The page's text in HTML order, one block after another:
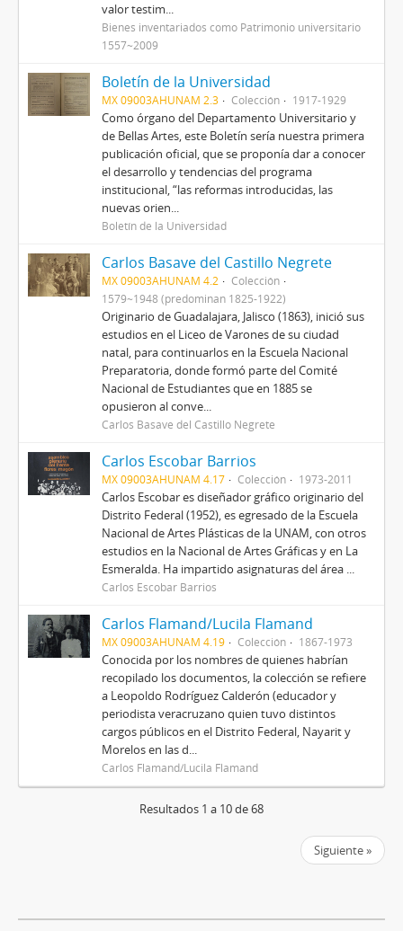
valor testim...
Bienes inventariados como Patrimonio universitario
1557~2009
Boletín de la Universidad
MX 09003AHUNAM 2.3 Colección 1917-1929
Como órgano del Departamento Universitario y
de Bellas Artes, este Boletín sería nuestra primera
publicación oficial, que se proponía dar a conocer
el desarrollo y tendencias del programa
institucional, “las reformas introducidas, las
nuevas orien...
Boletín de la Universidad
Carlos Basave del Castillo Negrete
MX 09003AHUNAM 4.2
Colección
1579~1948 (predominan 1825-1922)
Originario de Guadalajara, Jalisco (1863), inició sus
estudios en el Liceo de Varones de su ciudad
natal, para continuarlos en la Escuela Nacional
Preparatoria, donde formó parte del Comité
Nacional de Estudiantes que en 1885 se
opusieron al conve...
Carlos Basave del Castillo Negrete
Carlos Escobar Barrios
MX 09003AHUNAM 4.17 Colección 1973-2011
Carlos Escobar es diseñador gráfico originario del
Distrito Federal (1952), es egresado de la Escuela
Nacional de Artes Plásticas de la UNAM, con otros
estudios en la Nacional de Artes Gráficas y en La
Esmeralda. Ha impartido asignaturas del área ...
Carlos Escobar Barrios
Carlos Flamand/Lucila Flamand
MX 09003AHUNAM 4.19 Colección 1867-1973
Conocida por los nombres de quienes habrían
recopilado los documentos, la colección se refiere
a Leopoldo Rodríguez Calderón (educador y
periodista veracruzano quien tuvo distintos
cargos públicos en el Distrito Federal, Nayarit y
Morelos en las d...
Carlos Flamand/Lucila Flamand
Resultados 1 a 10 de 68
Siguiente »